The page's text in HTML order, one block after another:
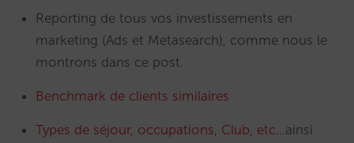
Reporting de tous vos investissements en
marketing (Ads et Metasearch), comme nous le
montrons dans ce post.
Benchmark de clients similaires
Types de séjour, occupations, Club, etc…ainsi